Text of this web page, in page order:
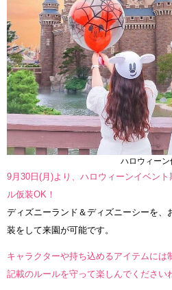
ハロウィーン
9月30日(月)より、ハロウィーンイベン
ル仮装OK！
ディズニーランド＆ディズニーシーを、
装をして来園が可能です。
キャラクターや持ち込めるアイテムには
記載のルールを守って楽しんでください